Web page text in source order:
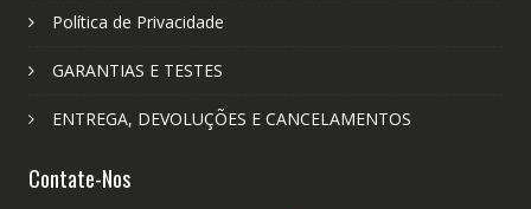
Política de Privacidade
GARANTIAS E TESTES
ENTREGA, DEVOLUÇÕES E CANCELAMENTOS
Contate-Nos